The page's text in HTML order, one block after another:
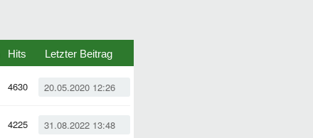
Hits Letzter Beitrag
20.05.2020 12:26
4630
31.08.2022 13:48
4225